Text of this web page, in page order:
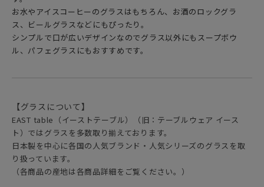
お水やアイスコーヒーのグラスはもちろん、お酒のロックグラ
ス、ビールグラスなどにもぴったり。
シンプルで口が広いデザインなのでグラス以外にもスープボウ
ル、パフェグラスにもおすすめです。
【グラスについて】
EAST table（イーストテーブル）（旧：テーブルウェア イース
ト）ではグラスを多数取り揃えております。
日本製を中心に各国の人気ブランド・人気シリーズのグラスを取
り扱っています。
（各商品の産地は各商品詳細をご覧ください。）